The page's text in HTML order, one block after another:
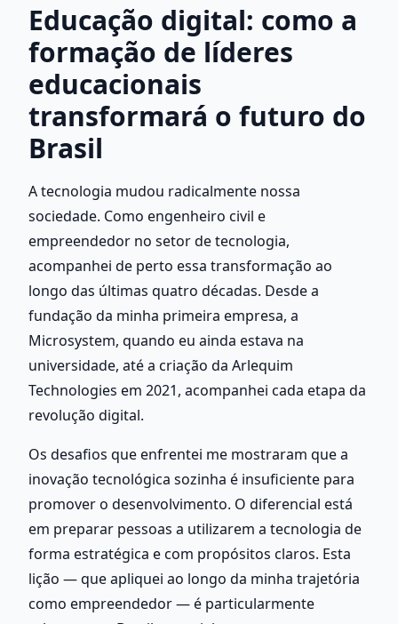
Educação digital: como a
formação de líderes
educacionais
transformará o futuro do
Brasil
A tecnologia mudou radicalmente nossa
sociedade. Como engenheiro civil e
empreendedor no setor de tecnologia,
acompanhei de perto essa transformação ao
longo das últimas quatro décadas. Desde a
fundação da minha primeira empresa, a
Microsystem, quando eu ainda estava na
universidade, até a criação da Arlequim
Technologies em 2021, acompanhei cada etapa da
revolução digital.
Os desafios que enfrentei me mostraram que a
inovação tecnológica sozinha é insuficiente para
promover o desenvolvimento. O diferencial está
em preparar pessoas a utilizarem a tecnologia de
forma estratégica e com propósitos claros. Esta
lição — que apliquei ao longo da minha trajetória
como empreendedor — é particularmente